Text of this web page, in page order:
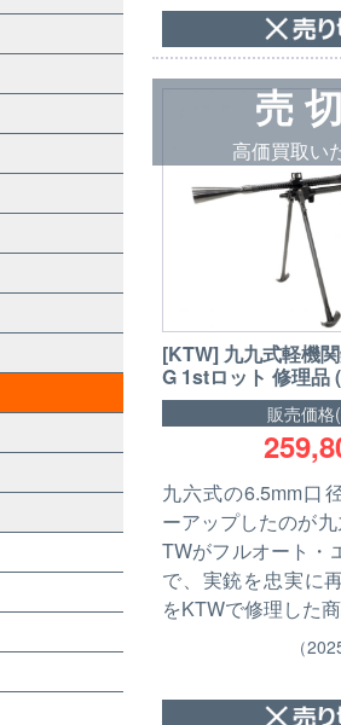
売
高価買取い
[KTW] 九九式軽機
G 1stロット 修理品
販売価格
九六式の6.5mm口
ーアップしたのが
TWがフルオート・
で、実銃を忠実に
をKTWで修理した商
（